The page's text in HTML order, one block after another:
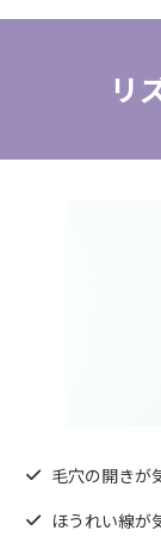
リ
毛穴の開きが
ほうれい線が